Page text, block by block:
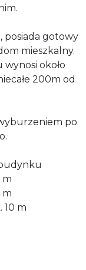
posiada gotowy
mieszkalny.
około
200m od
po
m
m
10 m